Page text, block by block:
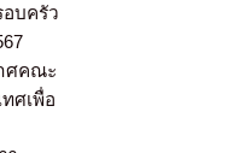
บครัว
ศคณะ
ศเพื่อ